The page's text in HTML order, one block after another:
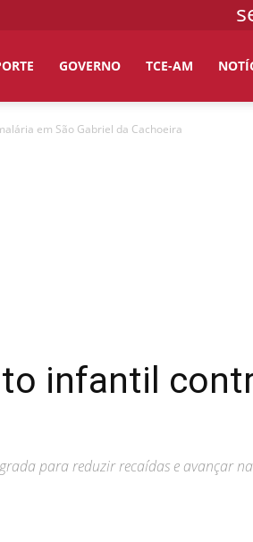
GOVERNO TCE-AM
em São Gabriel da Cachoeira
infantil
para reduzir recaídas e avançar